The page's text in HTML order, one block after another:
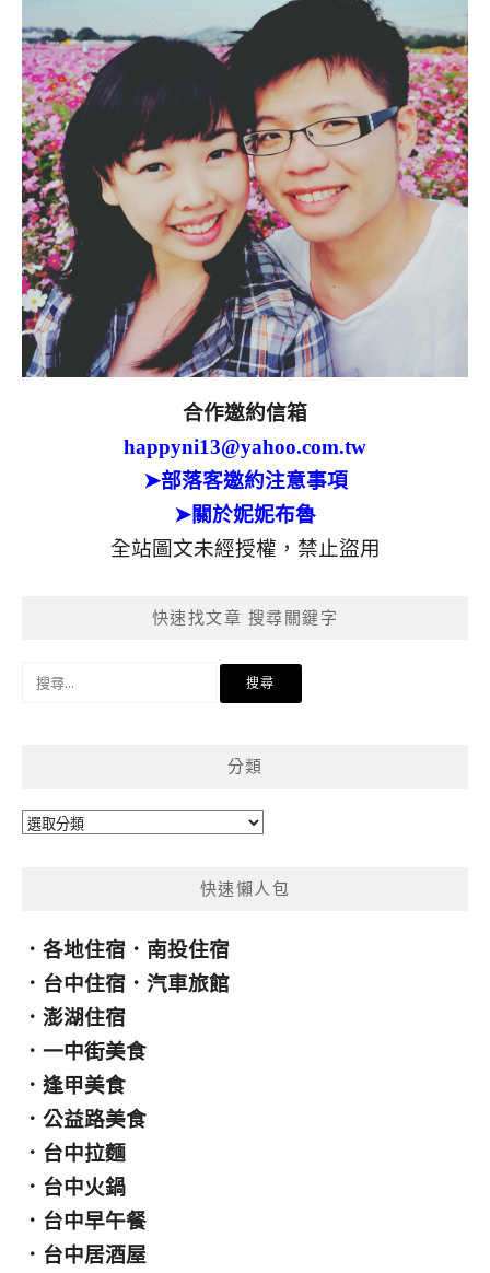
合作邀約信箱
happyni13@yahoo.com.tw
➤部落客邀約注意事項
➤關於妮妮布魯
全站圖文未經授權，禁止盜用
快速找文章 搜尋關鍵字
分類
分
快速懶人包
． 各地住宿 ． 南投住宿
． 台中住宿 ． 汽車旅館
． 澎湖住宿
． 一中街美食
． 逢甲美食
． 公益路美食
． 台中拉麵
． 台中火鍋
． 台中早午餐
． 台中居酒屋